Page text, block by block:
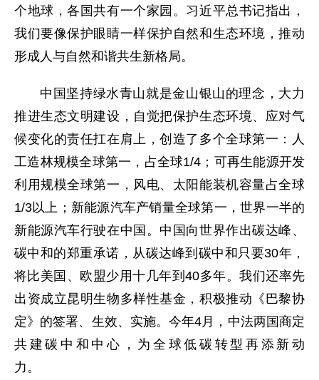
个地球，各国共有一个家园。习近平总书记指出，
我们要像保护眼睛一样保护自然和生态环境，推动
形成人与自然和谐共生新格局。
中国坚持绿水青山就是金山银山的理念，大力
推进生态文明建设，自觉把保护生态环境、应对气
候变化的责任扛在肩上，创造了多个全球第一：人
工造林规模全球第一，占全球1/4；可再生能源开发
利用规模全球第一，风电、太阳能装机容量占全球
1/3以上；新能源汽车产销量全球第一，世界一半的
新能源汽车行驶在中国。中国向世界作出碳达峰、
碳中和的郑重承诺，从碳达峰到碳中和只要30年，
将比美国、欧盟少用十几年到40多年。我们还率先
出资成立昆明生物多样性基金，积极推动《巴黎协
定》的签署、生效、实施。今年4月，中法两国商定
共建碳中和中心，为全球低碳转型再添新动
力。